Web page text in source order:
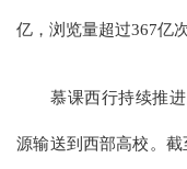
亿，浏览量超过367亿
慕课西行持续推进
源输送到西部高校。